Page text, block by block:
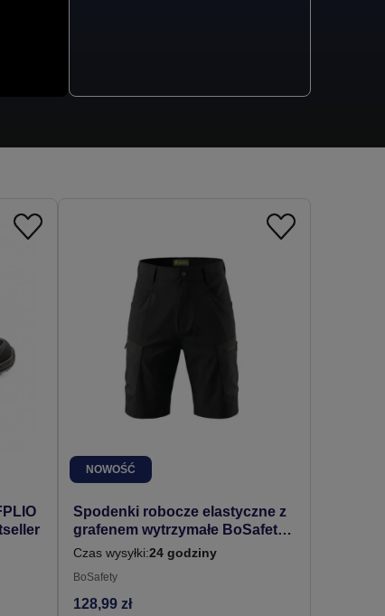
NOWOŚĆ
Spodenki robocze elastyczne z
grafenem wytrzymałe BoSafety
CARGO PRO czarne #Bestseller
Czas wysyłki:24 godziny
BoSafety
128,99 zł